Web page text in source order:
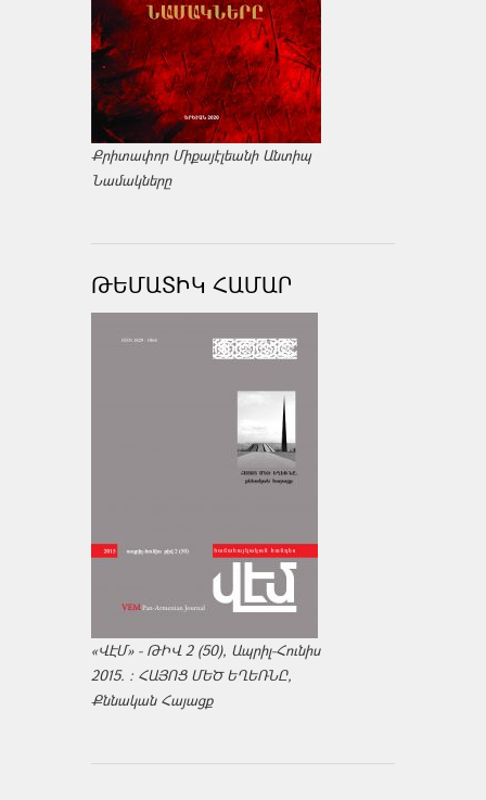
Քրիտափոր Միքայէլեանի Անտիպ
Նամակները
ԹԵՄԱՏԻԿ ՀԱՄԱՐ
«ՎԷՄ» - ԹԻՎ 2 (50), Ապրիլ-Հունիս
2015. : ՀԱՅՈՑ ՄԵԾ ԵՂԵՌՆԸ,
Քննական Հայացք